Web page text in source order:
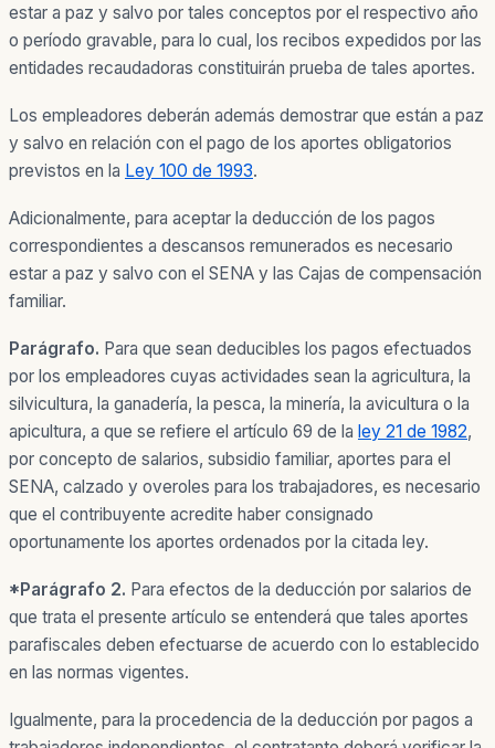
estar a paz y salvo por tales conceptos por el respectivo año
o período gravable, para lo cual, los recibos expedidos por las
entidades recaudadoras constituirán prueba de tales aportes.
Los empleadores deberán además demostrar que están a paz
y salvo en relación con el pago de los aportes obligatorios
previstos en la Ley 100 de 1993.
Adicionalmente, para aceptar la deducción de los pagos
correspondientes a descansos remunerados es necesario
estar a paz y salvo con el SENA y las Cajas de compensación
familiar.
Parágrafo. Para que sean deducibles los pagos efectuados
por los empleadores cuyas actividades sean la agricultura, la
silvicultura, la ganadería, la pesca, la minería, la avicultura o la
apicultura, a que se refiere el artículo 69 de la ley 21 de 1982,
por concepto de salarios, subsidio familiar, aportes para el
SENA, calzado y overoles para los trabajadores, es necesario
que el contribuyente acredite haber consignado
oportunamente los aportes ordenados por la citada ley.
*Parágrafo 2. Para efectos de la deducción por salarios de
que trata el presente artículo se entenderá que tales aportes
parafiscales deben efectuarse de acuerdo con lo establecido
en las normas vigentes.
Igualmente, para la procedencia de la deducción por pagos a